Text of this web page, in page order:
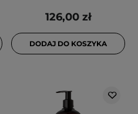
126,00 zł
DODAJ DO KOSZYKA